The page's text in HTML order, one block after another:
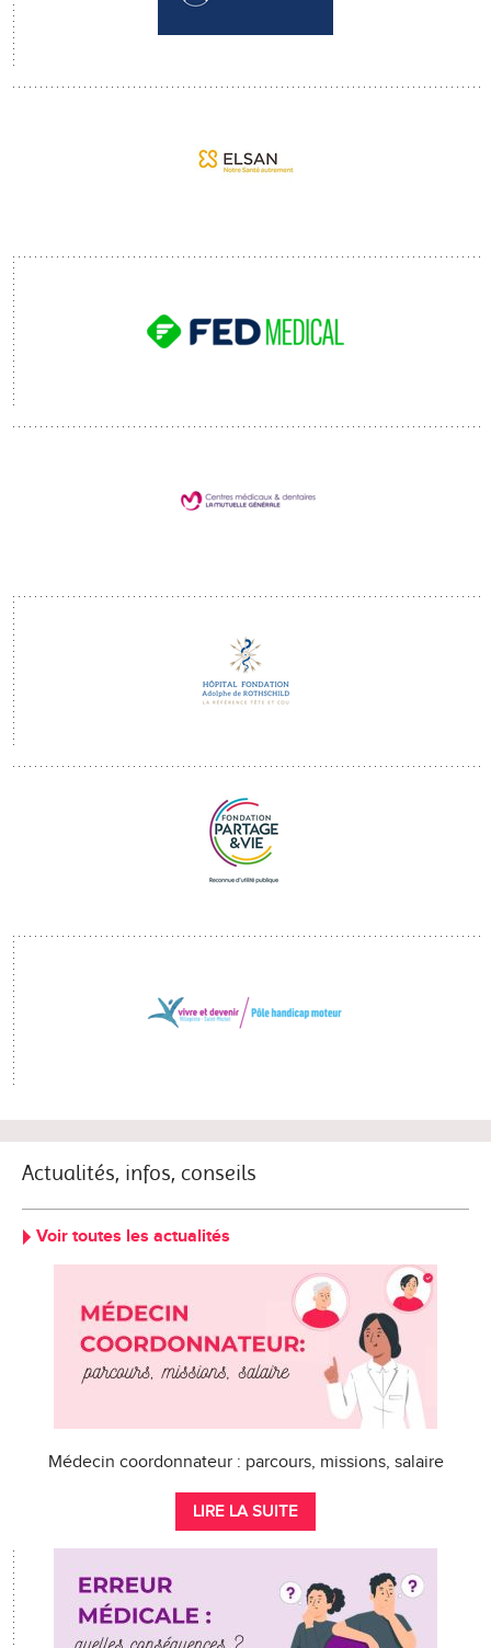
Actualités, infos, conseils
Voir toutes les actualités
Médecin coordonnateur : parcours, missions, salaire
LIRE LA SUITE